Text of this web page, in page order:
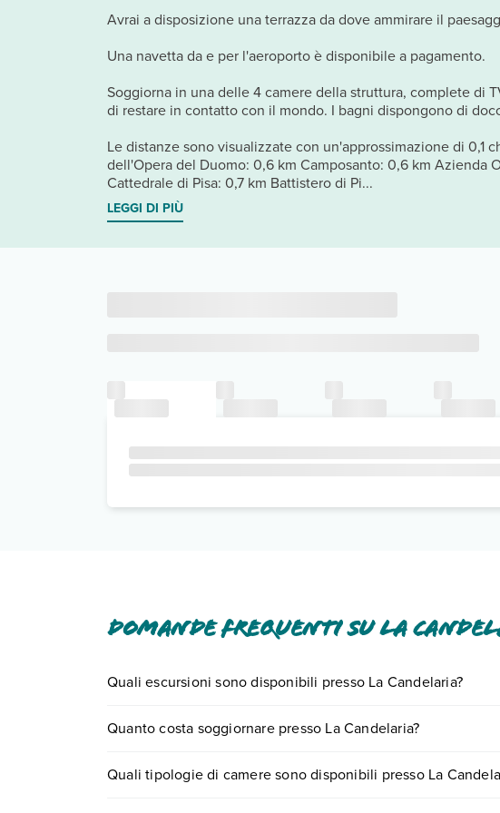
Avrai a disposizione una terrazza da dove ammirare il
Una navetta da e per l'aeroporto è disponibile a pagamento.
Soggiorna in una delle 4 camere della struttura, complete di
di restare in contatto con il mondo. I bagni dispongono di
Le distanze sono visualizzate con un'approssimazione di 0,1
dell'Opera del Duomo: 0,6 km Camposanto: 0,6 km Azienda
Cattedrale di Pisa: 0,7 km Battistero di Pi...
LEGGI DI PIÙ
Domande frequenti su La
Quali escursioni sono disponibili presso La Candelaria?
0721.17231 oprenotando un appuntamento.
Quanto costa soggiornare presso La Candelaria?
partire.
Quali tipologie di camere sono disponibili presso La